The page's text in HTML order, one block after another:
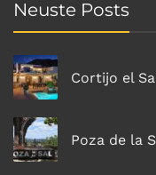
Neuste Posts
Cortijo el
Poza de la